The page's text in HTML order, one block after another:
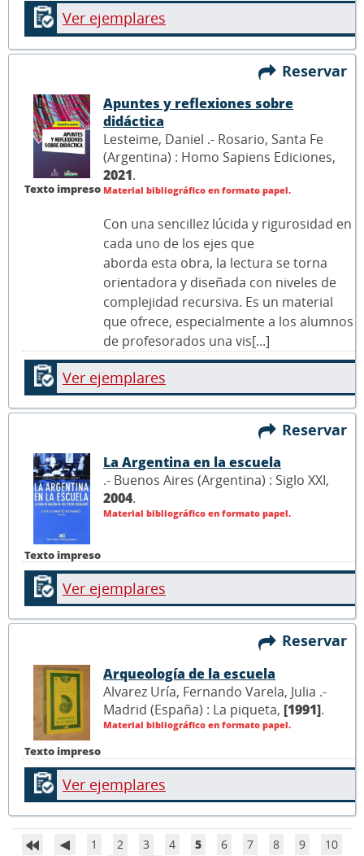
Ver ejemplares
Reservar
Texto impreso
Apuntes y reflexiones sobre
didáctica
Lesteime, Daniel .- Rosario, Santa Fe
(Argentina) : Homo Sapiens Ediciones,
2021.
Material bibliográfico en formato papel.
Con una sencillez lúcida y rigurosidad en
cada uno de los ejes que
aborda esta obra, la lectura se torna
orientadora y diseñada con niveles de
complejidad recursiva. Es un material
que ofrece, especialmente a los alumnos
de profesorados una vis[...]
Ver ejemplares
Reservar
Texto impreso
La Argentina en la escuela
.- Buenos Aires (Argentina) : Siglo XXI,
2004.
Material bibliográfico en formato papel.
Ver ejemplares
Reservar
Texto impreso
Arqueología de la escuela
Alvarez Uría, Fernando Varela, Julia .-
Madrid (España) : La piqueta, [1991].
Material bibliográfico en formato papel.
Ver ejemplares
1 2 3 4 5 6 7 8 9 10